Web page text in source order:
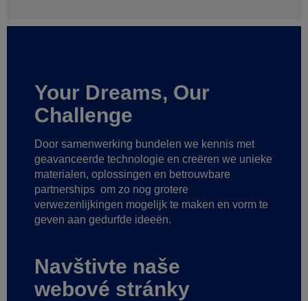
Your Dreams, Our
Challenge
Door samenwerking bundelen we kennis met
geavanceerde technologie en creëren we unieke
materialen, oplossingen en betrouwbare
partnerships om zo nog grotere
verwezenlijkingen mogelijk te maken en vorm te
geven aan gedurfde ideeën.
Navštivte naše
webové stránky